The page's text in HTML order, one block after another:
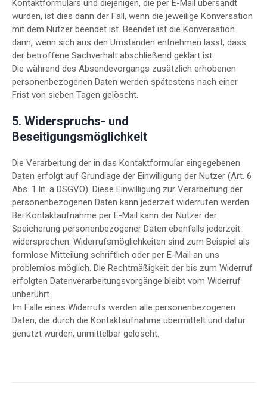
Kontaktformulars und diejenigen, die per E-Mail übersandt
wurden, ist dies dann der Fall, wenn die jeweilige Konversation
mit dem Nutzer beendet ist. Beendet ist die Konversation
dann, wenn sich aus den Umständen entnehmen lässt, dass
der betroffene Sachverhalt abschließend geklärt ist.
Die während des Absendevorgangs zusätzlich erhobenen
personenbezogenen Daten werden spätestens nach einer
Frist von sieben Tagen gelöscht.
5. Widerspruchs- und
Beseitigungsmöglichkeit
Die Verarbeitung der in das Kontaktformular eingegebenen
Daten erfolgt auf Grundlage der Einwilligung der Nutzer (Art. 6
Abs. 1 lit. a DSGVO). Diese Einwilligung zur Verarbeitung der
personenbezogenen Daten kann jederzeit widerrufen werden.
Bei Kontaktaufnahme per E-Mail kann der Nutzer der
Speicherung personenbezogener Daten ebenfalls jederzeit
widersprechen. Widerrufsmöglichkeiten sind zum Beispiel als
formlose Mitteilung schriftlich oder per E-Mail an uns
problemlos möglich. Die Rechtmäßigkeit der bis zum Widerruf
erfolgten Datenverarbeitungsvorgänge bleibt vom Widerruf
unberührt.
Im Falle eines Widerrufs werden alle personenbezogenen
Daten, die durch die Kontaktaufnahme übermittelt und dafür
genutzt wurden, unmittelbar gelöscht.